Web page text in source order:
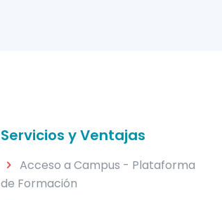
Servicios y Ventajas
Acceso a Campus - Plataforma
de Formación